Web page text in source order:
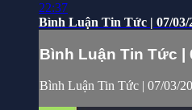
22:37
Bình Luận Tin Tức | 07/03/
Bình Luận Tin Tức |
Bình Luận Tin Tức | 07/03/